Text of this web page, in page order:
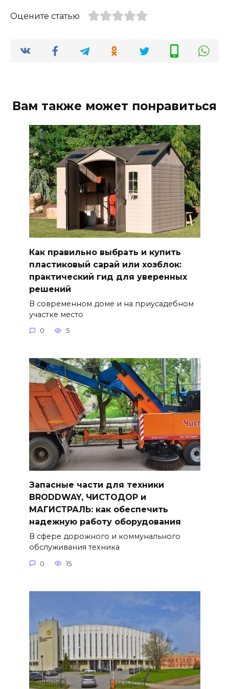
Оцените статью
Вам также может понравиться
Как правильно выбрать и купить
пластиковый сарай или хозблок:
практический гид для уверенных
решений
В современном доме и на приусадебном
участке место
0 5
Запасные части для техники
BRODDWAY, ЧИСТОДОР и
МАГИСТРАЛЬ: как обеспечить
надежную работу оборудования
В сфере дорожного и коммунального
обслуживания техника
0 15